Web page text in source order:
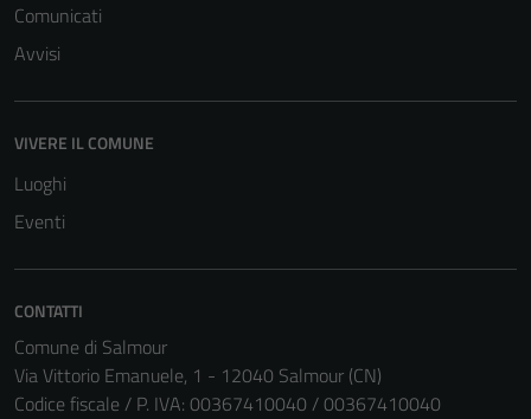
Comunicati
Avvisi
VIVERE IL COMUNE
Luoghi
Eventi
CONTATTI
Comune di Salmour
Via Vittorio Emanuele, 1 - 12040 Salmour (CN)
Codice fiscale / P. IVA: 00367410040 / 00367410040
personali.